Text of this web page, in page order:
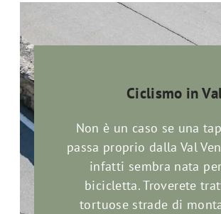
Ciclismo in
Non è un caso se una
passa proprio dalla Val
infatti sembra nata
bicicletta. Troverete
tortuose strade di